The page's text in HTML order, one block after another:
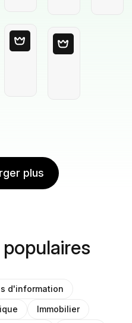
plus
d'information
Immobilier